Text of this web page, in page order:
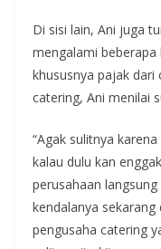
Di sisi lain, Ani juga
mengalami
khususnya pajak dari
catering, Ani menilai
“Agak sulitnya
kalau dulu kan
perusahaan
kendalanya
pengusaha catering